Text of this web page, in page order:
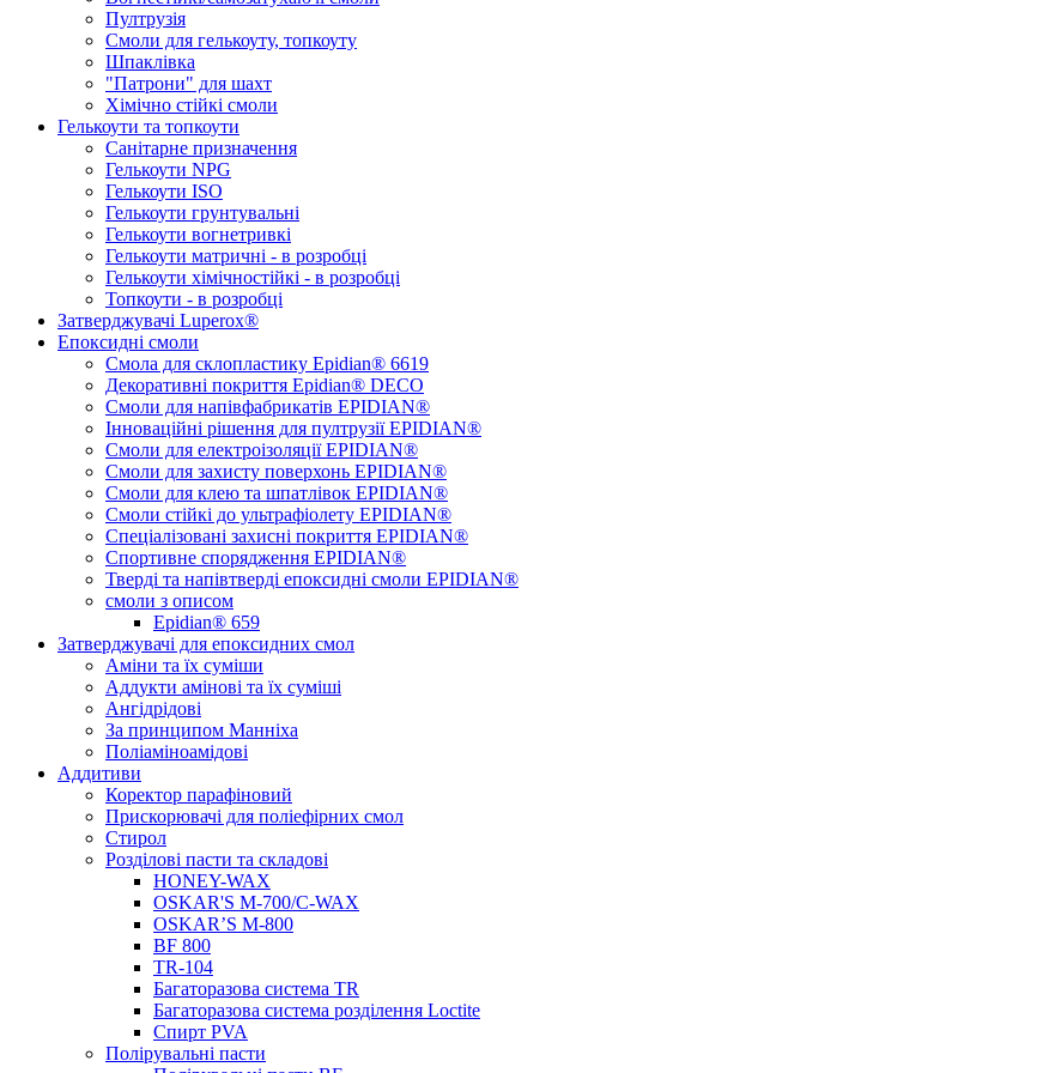
Пултрузія
Смоли для гелькоуту, топкоуту
Шпаклівка
"Патрони" для шахт
Хімічно стійкі смоли
Гелькоути та топкоути
Санітарне призначення
Гелькоути NPG
Гелькоути ISO
Гелькоути грунтувальні
Гелькоути вогнетривкі
Гелькоути матричні - в розробці
Гелькоути хімічностійкі - в розробці
Топкоути - в розробці
Затверджувачі Luperox®
Епоксидні смоли
Смола для склопластику Epidian® 6619
Декоративні покриття Epidian® DECO
Cмоли для напівфабрикатів EPIDIAN®
Інноваційні рішення для пултрузії EPIDIAN®
Смоли для електроізоляції EPIDIAN®
Смоли для захисту поверхонь EPIDIAN®
Смоли для клею та шпатлівок EPIDIAN®
Смоли стійкі до ультрафіолету EPIDIAN®
Спеціалізовані захисні покриття EPIDIAN®
Спортивне спорядження EPIDIAN®
Тверді та напівтверді епоксидні смоли EPIDIAN®
смоли з описом
Epidian® 659
Затверджувачі для епоксидних смол
Аміни та їх суміши
Аддукти амінові та їх суміші
Ангідрідові
За принципом Манніха
Поліаміноамідові
Аддитиви
Коректор парафіновий
Прискорювачі для поліефірних смол
Стирол
Розділові пасти та складові
HONEY-WAX
OSKAR'S M-700/C-WAX
OSKAR’S M-800
BF 800
TR-104
Багаторазова система TR
Багаторазова система розділення Loctite
Спирт PVA
Полірувальні пасти